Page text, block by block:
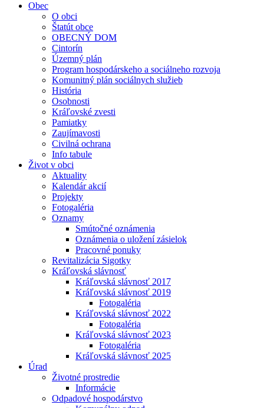
Obec
O obci
Štatút obce
OBECNÝ DOM
Cintorín
Územný plán
Program hospodárskeho a sociálneho rozvoja
Komunitný plán sociálnych služieb
História
Osobnosti
Kráľovské zvesti
Pamiatky
Zaujímavosti
Civilná ochrana
Info tabule
Život v obci
Aktuality
Kalendár akcií
Projekty
Fotogaléria
Oznamy
Smútočné oznámenia
Oznámenia o uložení zásielok
Pracovné ponuky
Revitalizácia Sigotky
Kráľovská slávnosť
Kráľovská slávnosť 2017
Kráľovská slávnosť 2019
Fotogaléria
Kráľovská slávnosť 2022
Fotogaléria
Kráľovská slávnosť 2023
Fotogaléria
Kráľovská slávnosť 2025
Úrad
Životné prostredie
Informácie
Odpadové hospodárstvo